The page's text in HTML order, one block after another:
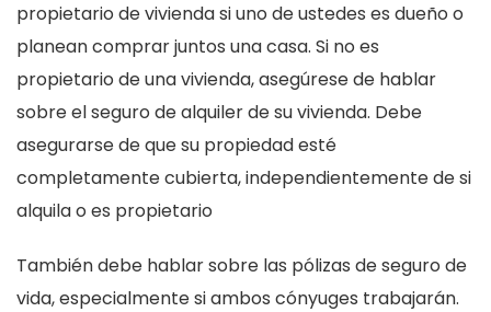
propietario de vivienda si uno de ustedes es dueño o
planean comprar juntos una casa. Si no es
propietario de una vivienda, asegúrese de hablar
sobre el seguro de alquiler de su vivienda. Debe
asegurarse de que su propiedad esté
completamente cubierta, independientemente de si
alquila o es propietario
También debe hablar sobre las pólizas de seguro de
vida, especialmente si ambos cónyuges trabajarán.